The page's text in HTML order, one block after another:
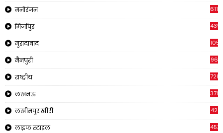
मनोरंजन 611
मिर्जापुर 439
मुरादाबाद 1054
मैनपुरी 96
राष्ट्रीय 7285
लखनऊ 3793
लखीमपुर खीरी 42
लाइफ स्टाइल 453